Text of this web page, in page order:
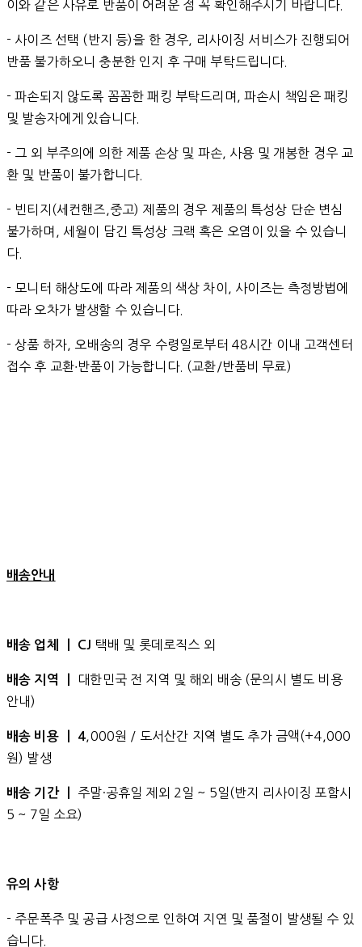
이와 같은 사유로 반품이 어려운 점 꼭 확인해주시기 바랍니다.
- 사이즈 선택 (반지 등)을 한 경우, 리사이징 서비스가 진행되어
반품 불가하오니 충분한 인지 후 구매 부탁드립니다.
- 파손되지 않도록 꼼꼼한 패킹 부탁드리며, 파손시 책임은 패킹
및 발송자에게 있습니다.
- 그 외 부주의에 의한 제품 손상 및 파손, 사용 및 개봉한 경우 교
환 및 반품이 불가합니다.
- 빈티지(세컨핸즈,중고) 제품의 경우 제품의 특성상 단순 변심
불가하며, 세월이 담긴 특성상 크랙 혹은 오염이 있을 수 있습니
다.
- 모니터 해상도에 따라 제품의 색상 차이, 사이즈는 측정방법에
따라 오차가 발생할 수 있습니다.
- 상품 하자, 오배송의 경우 수령일로부터 48시간 이내 고객센터
접수 후 교환∙반품이 가능합니다. (교환/반품비 무료)
배송안내
배송 업체 ㅣ CJ 택배 및 롯데로직스 외
배송 지역 ㅣ 대한민국 전 지역 및 해외 배송 (문의시 별도 비용
안내)
배송 비용 ㅣ 4,000원 / 도서산간 지역 별도 추가 금액(+4,000
원) 발생
배송 기간 ㅣ 주말·공휴일 제외 2일 ~ 5일(반지 리사이징 포함시
5 ~ 7일 소요)
유의 사항
- 주문폭주 및 공급 사정으로 인하여 지연 및 품절이 발생될 수 있
습니다.